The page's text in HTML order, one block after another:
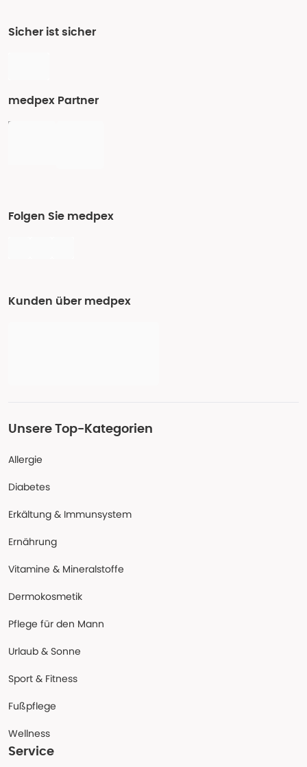
Sicher ist sicher
medpex Partner
Folgen Sie medpex
Kunden über medpex
Unsere Top-Kategorien
Allergie
Diabetes
Erkältung & Immunsystem
Ernährung
Vitamine & Mineralstoffe
Dermokosmetik
Pflege für den Mann
Urlaub & Sonne
Sport & Fitness
Fußpflege
Wellness
Service